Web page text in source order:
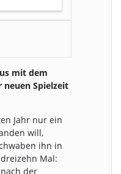
mit dem
neuen Spielzeit
Jahr nur ein
will,
ihn in
Mal:
der